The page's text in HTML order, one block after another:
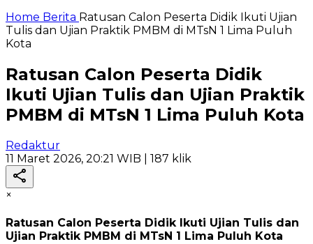
Home Berita Ratusan Calon Peserta Didik Ikuti Ujian
Tulis dan Ujian Praktik PMBM di MTsN 1 Lima Puluh
Kota
Ratusan Calon Peserta Didik
Ikuti Ujian Tulis dan Ujian Praktik
PMBM di MTsN 1 Lima Puluh Kota
Redaktur
11 Maret 2026, 20:21 WIB | 187 klik
×
Ratusan Calon Peserta Didik Ikuti Ujian Tulis dan
Ujian Praktik PMBM di MTsN 1 Lima Puluh Kota